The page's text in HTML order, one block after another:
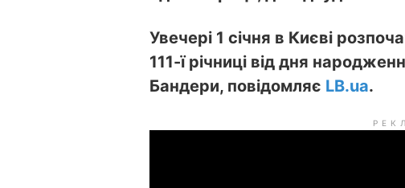
Увечері 1 січня в Києві
111-ї річниці від дня
Бандери, повідомляє LB.ua.